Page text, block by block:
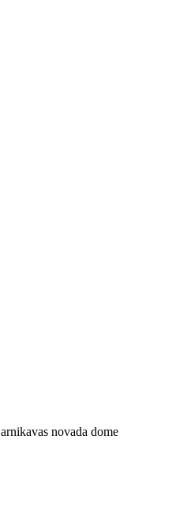
novada dome